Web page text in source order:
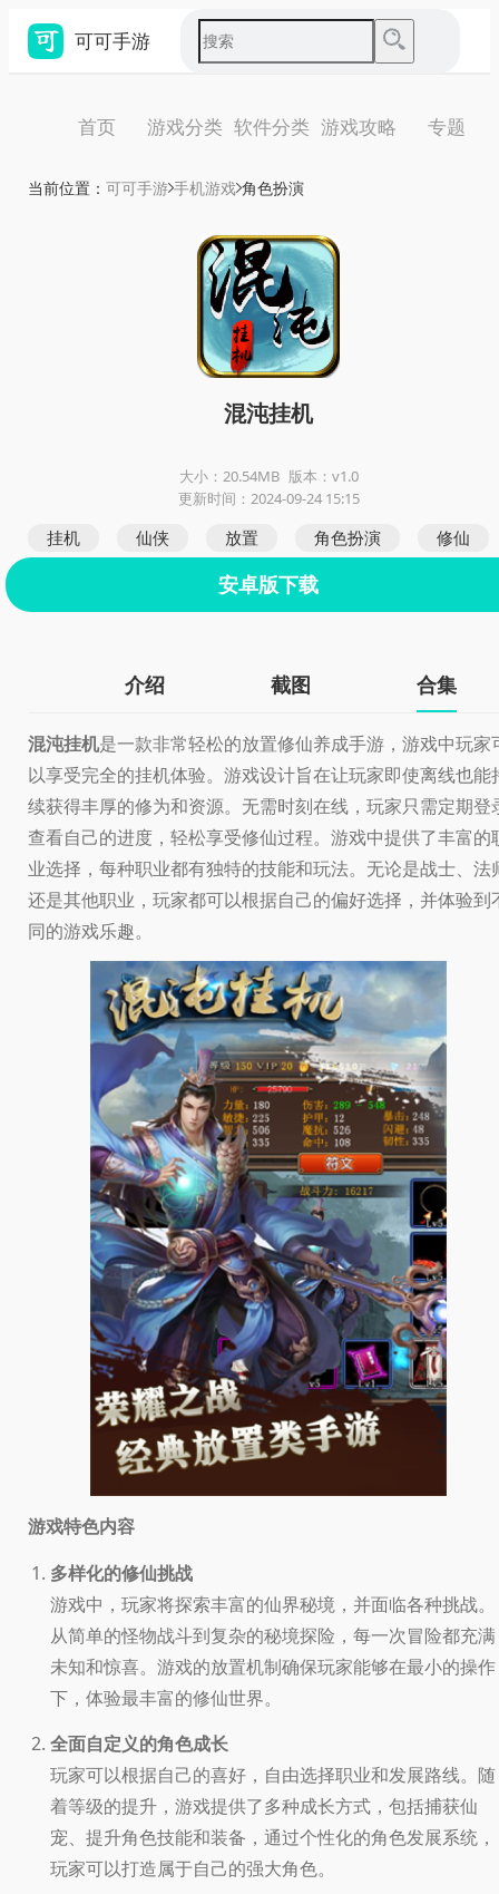
可可手游
首页 游戏分类 软件分类 游戏攻略 专题
当前位置： 可可手游 手机游戏 角色扮演
混沌挂机
大小：20.54MB 版本：v1.0
更新时间：2024-09-24 15:15
挂机 仙侠 放置 角色扮演 修仙
安卓版下载
介绍 截图 合集
混沌挂机是一款非常轻松的放置修仙养成手游，游戏中玩家
以享受完全的挂机体验。游戏设计旨在让玩家即使离线也能
续获得丰厚的修为和资源。无需时刻在线，玩家只需定期登
查看自己的进度，轻松享受修仙过程。游戏中提供了丰富的
业选择，每种职业都有独特的技能和玩法。无论是战士、法
还是其他职业，玩家都可以根据自己的偏好选择，并体验到
同的游戏乐趣。
游戏特色内容
多样化的修仙挑战
游戏中，玩家将探索丰富的仙界秘境，并面临各种挑战。
从简单的怪物战斗到复杂的秘境探险，每一次冒险都充满
未知和惊喜。游戏的放置机制确保玩家能够在最小的操作
下，体验最丰富的修仙世界。
全面自定义的角色成长
玩家可以根据自己的喜好，自由选择职业和发展路线。随
着等级的提升，游戏提供了多种成长方式，包括捕获仙
宠、提升角色技能和装备，通过个性化的角色发展系统，
玩家可以打造属于自己的强大角色。